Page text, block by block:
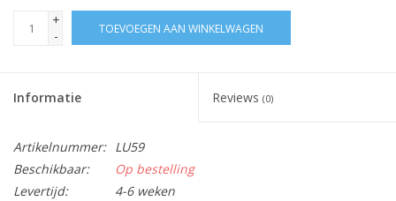
+
-
TOEVOEGEN AAN WINKELWAGEN
Informatie Reviews (0)
Artikelnummer: LU59
Beschikbaar:
Op bestelling
Levertijd:
4-6 weken